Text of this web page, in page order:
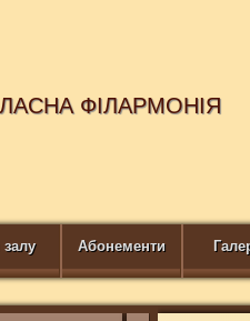
ФІЛАРМОНІЯ
залу Абонементи